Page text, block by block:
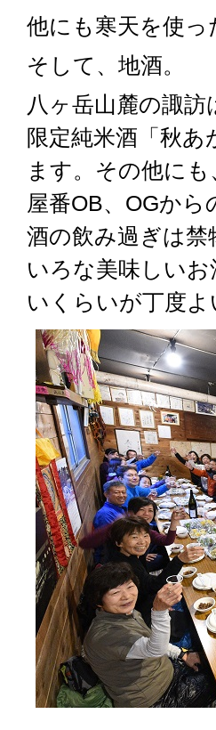
他にも寒天を使
そして、地酒。
八ヶ岳山麓の諏
限定純米酒「秋
ます。その他に
屋番OB、OGか
酒の飲み過ぎは
いろな美味しい
いくらいが丁度